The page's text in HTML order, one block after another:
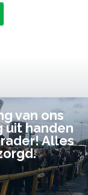
van ons
uit handen
Alles